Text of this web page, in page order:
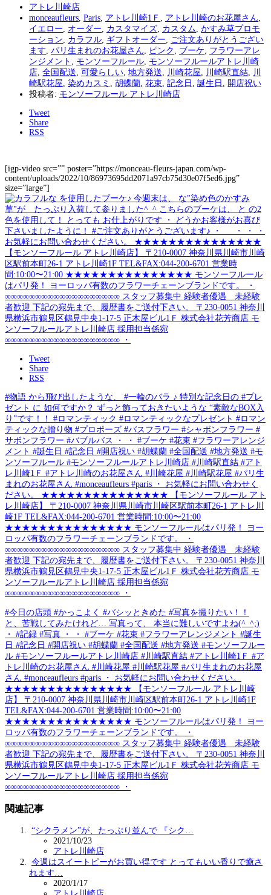
アトレ川崎店
monceaufleurs Paris アトレ川崎1Ｆ アトレ川崎のお花屋さん
イエロー
オーダー カスタマイズ カスタム かすみ草プロモ
ーション
カラフル ギフトオーダー
ご注文ありがとうござい
ます パリ生まれのお花屋さん ピンク ブーケ
フラワーアレ
ンジメント
モンソーフルール モンソーフルールアトレ川崎
店 全国配送 可愛らしい 地方発送 川崎花屋 川崎駅直結
川
崎駅花屋 染めカスミ 胡蝶蘭 花束 記念日 誕生日
開店祝い
投稿者: モンソーフルール アトレ川崎店
Tweet
Share
RSS
[igp-video src=”” poster=”https://monceau-fleurs-japan.com/wp-
content/uploads/2022/10/86973695dd2071a97cb75d30e07f5ed6.jpg”
size=”large”]
Tweet
Share
RSS
#物語 から飛び出したような、 #一輪のバラ ♪ 特別な記念日の #プレ
ゼント に 如何ですか？ ずっと飾っておきたいような “素敵なBOX入
り”です！！ #ロマンティック #ロマンティックなプレゼント #ロマン
ティックな贈り物 #プロポーズ #バスフラワー #シャボンフラワー #
サボンフラワー #バブルバス ・ ・ #ブーケ #花束 #フラワーアレンジ
メント #誕生日 #記念日 #開店祝い #胡蝶蘭 #全国配送 #地方発送 #モ
ンソーフルール #モンソーフルールアトレ川崎店 #川崎駅直結 #アト
レ川崎1Ｆ #アトレ川崎のお花屋さん #川崎花屋 #川崎駅花屋 #パリ生
まれのお花屋さん #monceaufleurs #paris ・ お気軽にお問い合わせく
ださい。 ★★★★★★★★★★★★★★★ 【モンソーフルール アト
レ川崎店】 〒210-0007 神奈川県川崎市川崎区駅前本町26-1 アトレ川
崎1F TEL&FAX:044-200-6701 営業時間:10:00〜21:00
★★★★★★★★★★★★★★★ モンソーフルールはパリ発！ ヨー
ロッパ有数のフラワーチェーンブランドです。 ・
∞∞∞∞∞∞∞∞∞∞∞∞∞∞∞∞∞∞∞ スタッフ募集中 経験者優遇 未経験
者歓迎 下記の宛先まで、履歴書をご送付下さい。 〒230-0051 神奈川
県横浜市鶴見区鶴見中央1-17-5 正木屋ビル1Ｆ 株式会社花芳商店 モ
ンソーフルールアトレ川崎店 採用担当係宛
∞∞∞∞∞∞∞∞∞∞∞∞∞∞∞∞∞∞∞ ・
#今日の店頭 #かっこよく #バシッときめた #写真を撮りたい！！
と、苦戦してみたけれど… 写真って、 本当に難しいですよね(^_^;)
・ #記録 #写真 ・ ・ #ブーケ #花束 #フラワーアレンジメント #誕生
日 #記念日 #開店祝い #胡蝶蘭 #全国配送 #地方発送 #モンソーフルー
ル #モンソーフルールアトレ川崎店 #川崎駅直結 #アトレ川崎1Ｆ #ア
トレ川崎のお花屋さん #川崎花屋 #川崎駅花屋 #パリ生まれのお花屋
さん #monceaufleurs #paris ・ お気軽にお問い合わせください。
★★★★★★★★★★★★★★★ 【モンソーフルール アトレ川崎
店】 〒210-0007 神奈川県川崎市川崎区駅前本町26-1 アトレ川崎1F
TEL&FAX:044-200-6701 営業時間:10:00〜21:00
★★★★★★★★★★★★★★★ モンソーフルールはパリ発！ ヨー
ロッパ有数のフラワーチェーンブランドです。 ・
∞∞∞∞∞∞∞∞∞∞∞∞∞∞∞∞∞∞∞ スタッフ募集中 経験者優遇 未経験
者歓迎 下記の宛先まで、履歴書をご送付下さい。 〒230-0051 神奈川
県横浜市鶴見区鶴見中央1-17-5 正木屋ビル1Ｆ 株式会社花芳商店 モ
ンソーフルールアトレ川崎店 採用担当係宛
∞∞∞∞∞∞∞∞∞∞∞∞∞∞∞∞∞∞∞ ・
関連記事
“シクラメン”が、たっぷり並んで 『シク…
2021/10/23
アトレ川崎店
今週はスイートピーがお買い得です とってもいい香りで癒さ
れます️…
2020/1/17